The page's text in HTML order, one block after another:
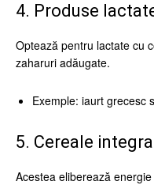
4. Produse
Optează pentru lactate cu
zaharuri adăugate.
Exemple: iaurt grecesc
5. Cereale
Acestea eliberează